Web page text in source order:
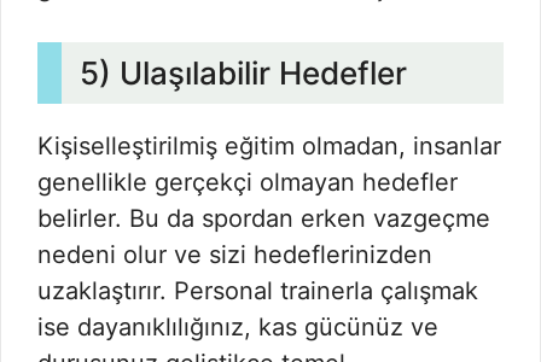
5) Ulaşılabilir Hedefler
Kişiselleştirilmiş eğitim olmadan, insanlar
genellikle gerçekçi olmayan hedefler
belirler. Bu da spordan erken vazgeçme
nedeni olur ve sizi hedeflerinizden
uzaklaştırır. Personal trainerla çalışmak
ise dayanıklılığınız, kas gücünüz ve